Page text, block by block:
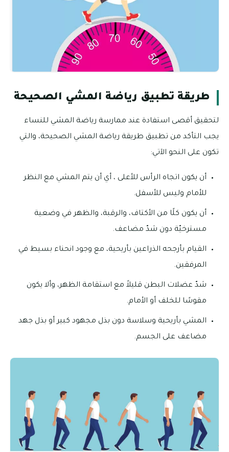
طريقة تطبيق رياضة المشي الصحيحة
لتحقيق أقصى استفادة عند ممارسة رياضة المشي للنساء
يجب التأكد من تطبيق طريقة رياضة المشي الصحيحة، والتي
تكون على النحو الآتي:
أن يكون اتجاه الرأس للأعلى ، أي أن يتم المشي مع النظر
للأمام وليس للأسفل.
أن يكون كلًا من الأكتاف، والرقبة، والظهر في وضعية
مسترخيّة دون شدّ مضاعف.
القيام بأرجحه الذراعين بأريحية، مع وجود انحناء بسيط في
المرفقين.
شدّ عضلات البطن قليلاً مع استقامة الظهر، وألا يكون
مقوسًا للخلف أو الأمام.
المشي بأريحية وسلاسة دون بذل مجهود كبير أو بذل جهد
مضاعف على الجسم.